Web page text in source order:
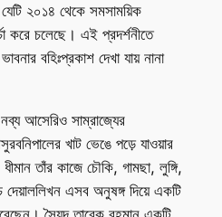
২০১৪ থেকে সমসাময়িক
করে চলেছে। এই প্রদর্শনীতে
বহিঃপ্রকাশ দেখা যায় নানা
নব্য আসেরিও সাম্রাজ্যের
খাট ভেঙে পড়ে যাওয়ার
তাঁর কাজে চৌকি, গামছা, লুঙ্গি,
দেয়াললিখন এসব অনুষঙ্গ দিয়ে একটি